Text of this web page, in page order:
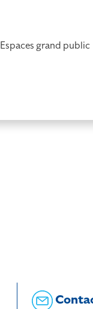
Espaces grand public